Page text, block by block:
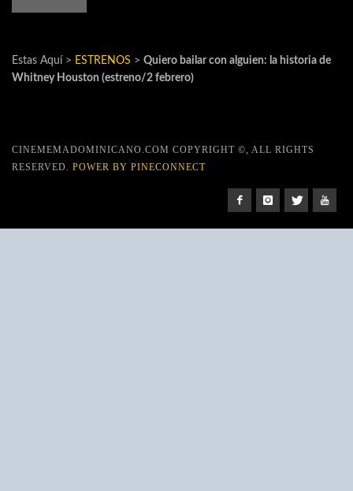
Estas Aquí > ESTRENOS > Quiero bailar con alguien: la historia de
Whitney Houston (estreno/2 febrero)
CINEMEMADOMINICANO.COM COPYRIGHT ©, ALL RIGHTS
RESERVED. POWER BY PINECONNECT